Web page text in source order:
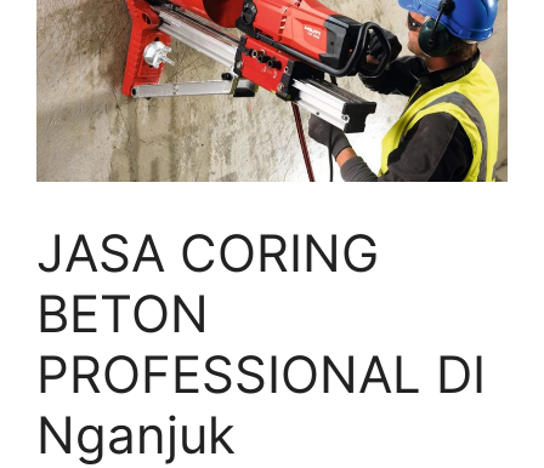
JASA CORING
BETON
PROFESSIONAL DI
Nganjuk